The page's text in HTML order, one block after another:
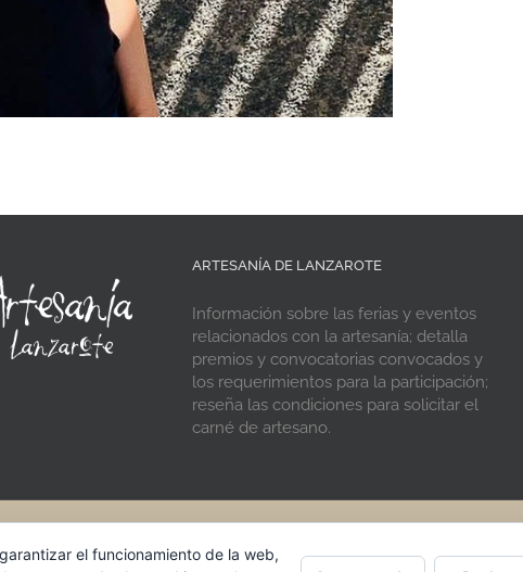
ARTESANÍA DE LANZAROTE
Información sobre las ferias y eventos
relacionados con la artesanía; detalla
premios y convocatorias convocados y
los requerimientos para la participación;
reseña las condiciones para solicitar el
carné de artesano.
el funcionamiento de la web,